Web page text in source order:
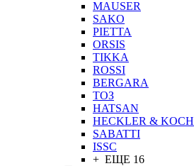
MAUSER
SAKO
PIETTA
ORSIS
TIKKA
ROSSI
BERGARA
ТОЗ
HATSAN
HECKLER & KOCH
SABATTI
ISSC
+ ЕЩЕ 16